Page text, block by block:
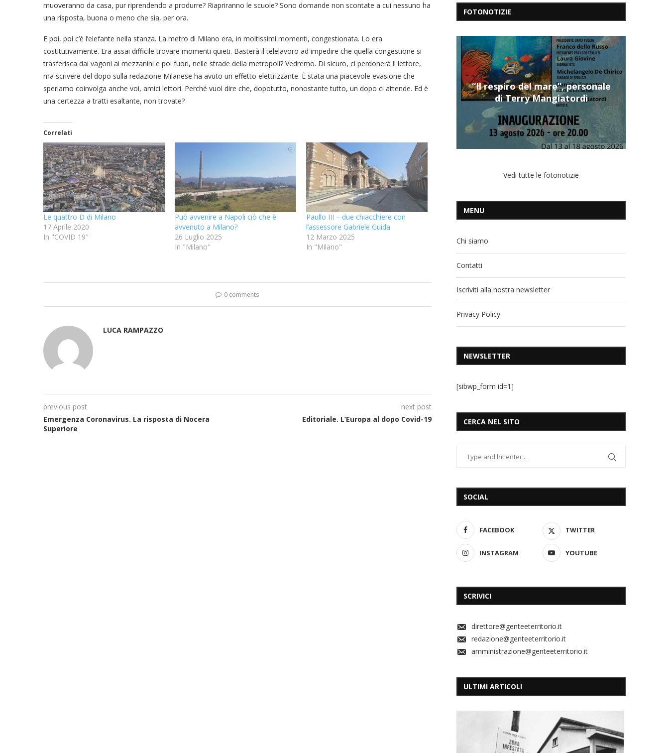
muoveranno da casa, pur riprendendo a produrre? Riapriranno le scuole? Sono domande non scontate a cui nessuno ha
una risposta, buona o meno che sia, per ora.
E poi, poi c’è l’elefante nella stanza. La metro di Milano era, in moltissimi momenti, congestionata. Lo era
costitutivamente. Era assai difficile trovare momenti quieti. Basterà il telelavoro ad impedire che quella congestione si
trasferisca dai vagoni ai mezzanini e poi fuori, nelle strade della metropoli? Vedremo. Di sicuro, ci perdonerà il lettore,
ma scrivere del dopo sulla redazione Milanese ha avuto un effetto elettrizzante. È stata una piacevole evasione che
speriamo coinvolga anche voi, amici lettori. Perché vuol dire che, dopotutto, nonostante tutto, un dopo ci attende. Ed è
una certezza a tratti esaltante, non trovate?
Correlati
Le quattro D di Milano
17 Aprile 2020
In "COVID 19"
Può avvenire a Napoli ciò che è
avvenuto a Milano?
26 Luglio 2025
In "Milano"
Paullo III – due chiacchiere con
l’assessore Gabriele Guida
12 Marzo 2025
In "Milano"
0 comments
LUCA RAMPAZZO
previous post
Emergenza Coronavirus. La risposta di Nocera
Superiore
next post
Editoriale. L’Europa al dopo Covid-19
FOTONOTIZIE
“La Grazia” di Sorrentino
“Il respiro del mare”, personale
Nuova tanker in acciaio inox
Una barca entra nel Fiordo di
“Un’Ape tra le pagine”, prestito
“La Grazia” di Sorrentino
“Il respiro del mare”, personale
di Terry Mangiatordi
Vedi tutte le fotonotizie
MENU
Chi siamo
Contatti
Iscriviti alla nostra newsletter
Privacy Policy
NEWSLETTER
[sibwp_form id=1]
CERCA NEL SITO
SOCIAL
FACEBOOK TWITTER
INSTAGRAM YOUTUBE
SCRIVICI
direttore@genteeterritorio.it
redazione@genteeterritorio.it
amministrazione@genteeterritorio.it
ULTIMI ARTICOLI